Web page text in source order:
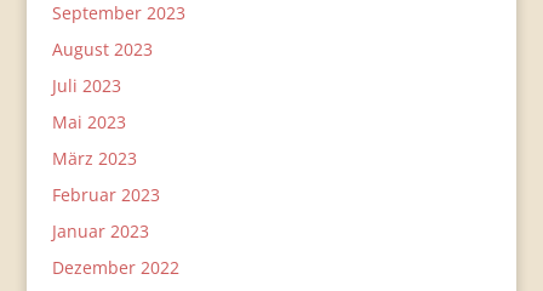
September 2023
August 2023
Juli 2023
Mai 2023
März 2023
Februar 2023
Januar 2023
Dezember 2022